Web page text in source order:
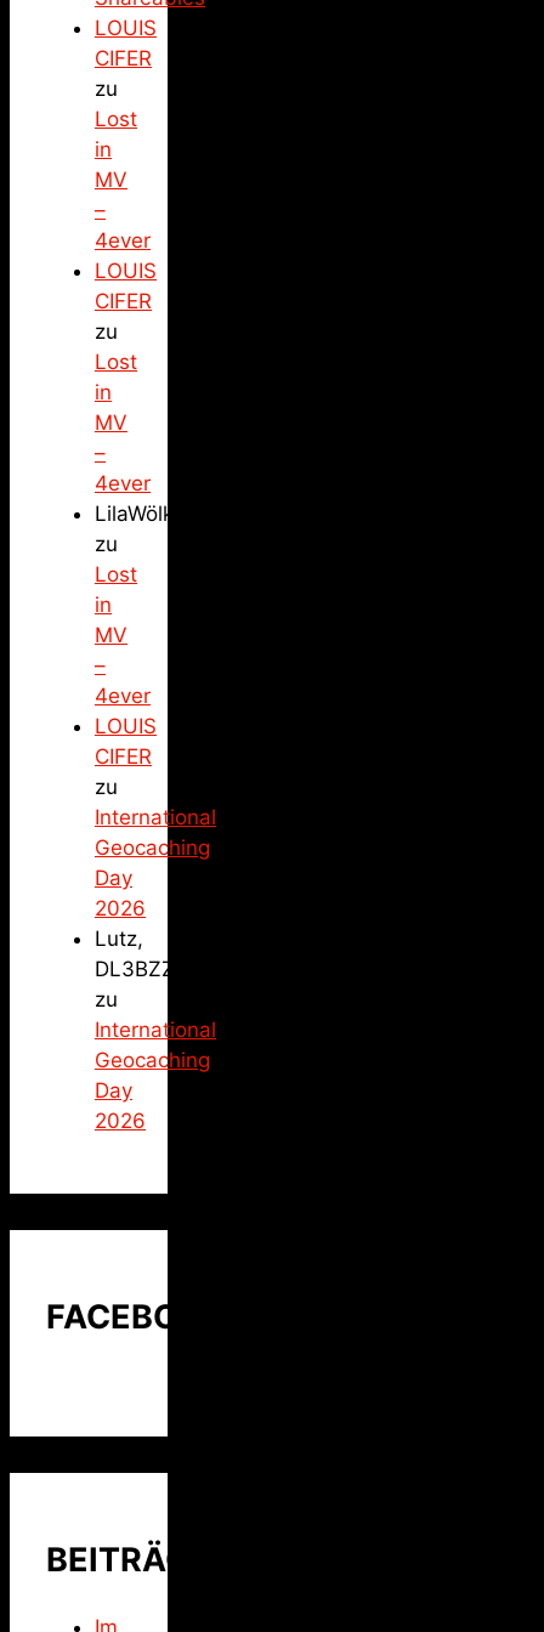
LOUIS
CIFER
zu
Lost
in
MV
–
4ever
LOUIS
CIFER
zu
Lost
in
MV
–
4ever
LilaWölkchen
zu
Lost
in
MV
–
4ever
LOUIS
CIFER
zu
International
Geocaching
Day
2026
Lutz,
DL3BZZ
zu
International
Geocaching
Day
2026
FACEBOOK
BEITRÄGE
Im